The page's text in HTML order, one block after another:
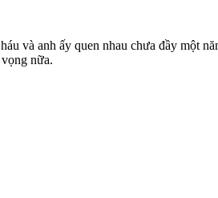
và anh ấy quen nhau chưa đầy một
nữa.